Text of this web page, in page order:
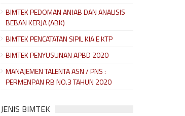
BIMTEK PEDOMAN ANJAB DAN ANALISIS
BEBAN KERJA (ABK)
BIMTEK PENCATATAN SIPIL KIA E KTP
BIMTEK PENYUSUNAN APBD 2020
MANAJEMEN TALENTA ASN / PNS :
PERMENPAN RB NO.3 TAHUN 2020
JENIS BIMTEK